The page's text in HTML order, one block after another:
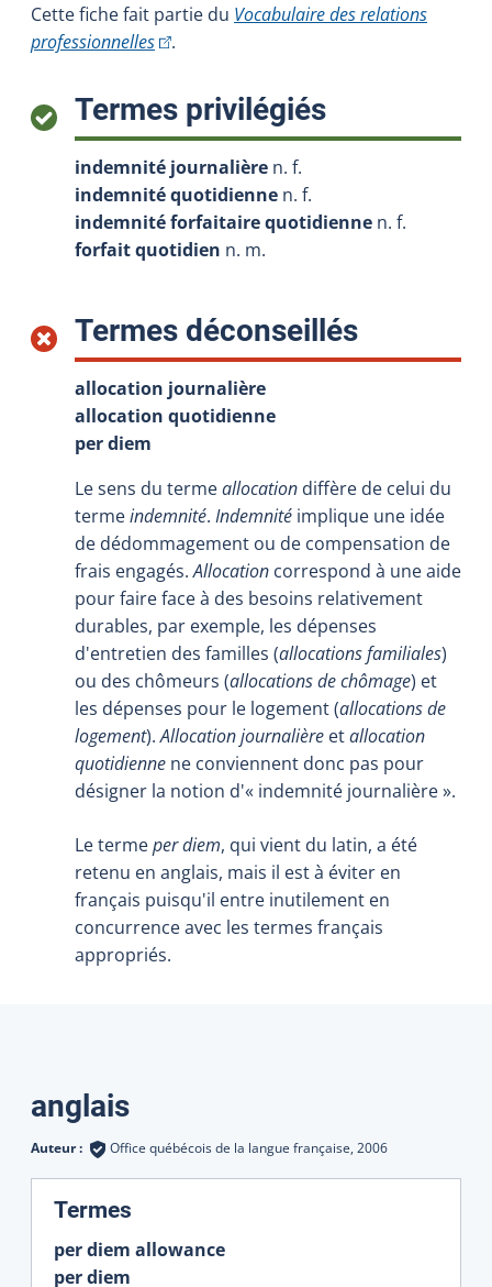
Cette fiche fait partie du Vocabulaire des relations
professionnelles(Cet hyperlien externe s'ouvrira dans une
.
Termes privilégiés:
indemnité journalière n. f.
indemnité quotidienne n. f.
indemnité forfaitaire quotidienne n. f.
forfait quotidien n. m.
Termes déconseillés:
allocation journalière
allocation quotidienne
per diem
Le sens du termeallocation diffère de celui du
termeindemnité. Indemnité implique une idée
de dédommagement ou de compensation de
frais engagés.Allocation correspond à une aide
pour faire face à des besoins relativement
durables, par exemple, les dépenses
d'entretien des familles (allocations familiales)
ou des chômeurs (allocations de chômage) et
les dépenses pour le logement (allocations de
logement).Allocation journalière etallocation
quotidienne ne conviennent donc pas pour
désigner la notion d'« indemnité journalière ».
Le termeper diem, qui vient du latin, a été
retenu en anglais, mais il est à éviter en
français puisqu'il entre inutilement en
concurrence avec les termes français
appropriés.
Traductions
anglais
Auteur : Office québécois de la langue française, 2006
Termes
per diem allowance
per diem